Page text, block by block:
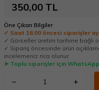
350,00 TL
Öne Çıkan Bilgiler
✓ Saat 16:00 öncesi siparişler
✓ Görseller üretim tarihine bağlı
✓ Sipariş öncesinde ürün
incelemeniz rica olunur.
➤ Toplu siparişler için